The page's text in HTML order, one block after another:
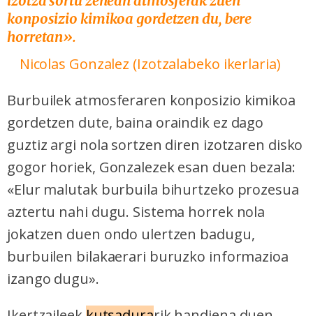
konposizio kimikoa gordetzen du, bere
horretan».
Nicolas Gonzalez (Izotzalabeko ikerlaria)
Burbuilek atmosferaren konposizio kimikoa
gordetzen dute, baina oraindik ez dago
guztiz argi nola sortzen diren izotzaren disko
gogor horiek, Gonzalezek esan duen bezala:
«Elur malutak burbuila bihurtzeko prozesua
aztertu nahi dugu. Sistema horrek nola
jokatzen duen ondo ulertzen badugu,
burbuilen bilakaerari buruzko informazioa
izango dugu».